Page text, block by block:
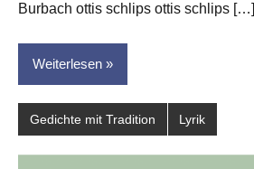
Burbach ottis schlips ottis schlips […]
Weiterlesen
Gedichte mit Tradition Lyrik